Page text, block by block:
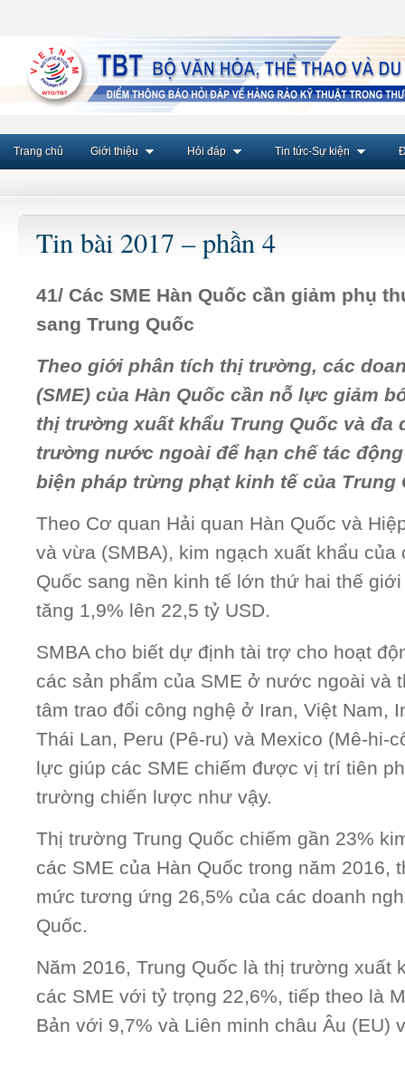
Trang chủ Giới thiệu Hỏi đáp Tin tức-Sự kiện
Tin bài 2017 – phần 4
41/ Các SME Hàn Quốc cần giảm phụ
sang Trung Quốc
Theo giới phân tích thị trường, các
(SME) của Hàn Quốc cần nỗ lực giảm
thị trường xuất khẩu Trung Quốc và đa
trường nước ngoài để hạn chế tác
biện pháp trừng phạt kinh tế của Trung
Theo Cơ quan Hải quan Hàn Quốc và
và vừa (SMBA), kim ngạch xuất khẩu của
Quốc sang nền kinh tế lớn thứ hai thế
tăng 1,9% lên 22,5 tỷ USD.
SMBA cho biết dự định tài trợ cho hoạt
các sản phẩm của SME ở nước ngoài và
tâm trao đổi công nghệ ở Iran, Việt Nam,
Thái Lan, Peru (Pê-ru) và Mexico (Mê-hi-
lực giúp các SME chiếm được vị trí tiên
trường chiến lược như vậy.
Thị trường Trung Quốc chiếm gần 23%
các SME của Hàn Quốc trong năm 2016,
mức tương ứng 26,5% của các doanh
Quốc.
Năm 2016, Trung Quốc là thị trường xuất
các SME với tỷ trọng 22,6%, tiếp theo là
Bản với 9,7% và Liên minh châu Âu (EU)